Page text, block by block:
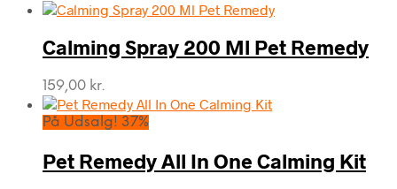
Calming Spray 200 Ml Pet Remedy
159,00 kr.
På Udsalg! 37%
Pet Remedy All In One Calming Kit